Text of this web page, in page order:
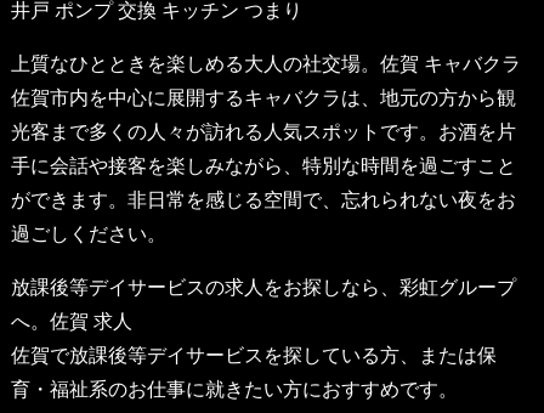
井戸 ポンプ 交換 キッチン つまり
上質なひとときを楽しめる大人の社交場。 佐賀 キャバクラ
佐賀市内を中心に展開するキャバクラは、地元の方から観
光客まで多くの人々が訪れる人気スポットです。お酒を片
手に会話や接客を楽しみながら、特別な時間を過ごすこと
ができます。非日常を感じる空間で、忘れられない夜をお
過ごしください。
放課後等デイサービスの求人をお探しなら、彩虹グループ
へ。 佐賀 求人
佐賀で放課後等デイサービスを探している方、または保
育・福祉系のお仕事に就きたい方におすすめです。